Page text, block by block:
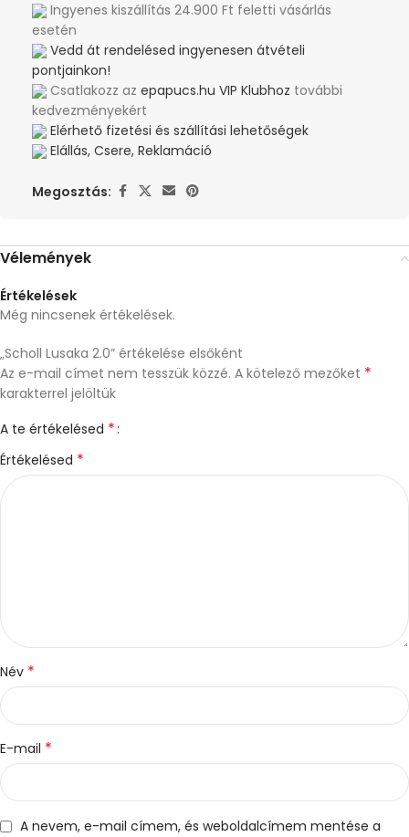
Ingyenes kiszállítás 24.900 Ft feletti vásárlás
esetén
Vedd át rendelésed ingyenesen átvételi
pontjainkon!
Csatlakozz az epapucs.hu VIP Klubhoz további
kedvezményekért
Elérhető fizetési és szállítási lehetőségek
Elállás, Csere, Reklamáció
Megosztás:
Vélemények
Értékelések
Még nincsenek értékelések.
„Scholl Lusaka 2.0” értékelése elsőként
Az e-mail címet nem tesszük közzé. A kötelező mezőket *
karakterrel jelöltük
A te értékelésed *
Értékelésed *
Név *
E-mail *
A nevem, e-mail címem, és weboldalcímem mentése a